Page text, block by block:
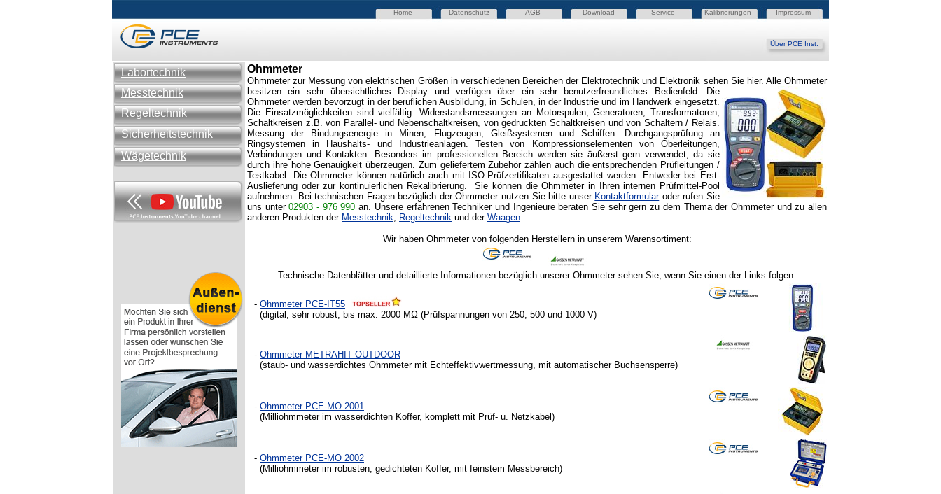
Home Datenschutz AGB Download Service Kalibrierungen Impressum
Über PCE Inst.
Labortechnik
Messtechnik
Regeltechnik
Sicherheitstechnik
Wägetechnik
Ohmmeter
Ohmmeter zur Messung von elektrischen Größen in verschiedenen Bereichen der Elektrotechnik und Elektronik sehen Sie hier. Alle Ohmmeter
besitzen ein sehr übersichtliches Display und verfügen über ein sehr benutzerfreundliches Bedienfeld. Die
Ohmmeter werden bevorzugt in der beruflichen Ausbildung, in Schulen, in der Industrie und im Handwerk eingesetzt.
Die Einsatzmöglichkeiten sind vielfältig: Widerstandsmessungen an Motorspulen, Generatoren, Transformatoren,
Schaltkreisen z.B. von Parallel- und Nebenschaltkreisen, von gedruckten Schaltkreisen und von Schaltern / Relais.
Messung der Bindungsenergie in Minen, Flugzeugen, Gleißsystemen und Schiffen. Durchgangsprüfung an
Ringsystemen in Haushalts- und Industrieanlagen. Testen von Kompressionselementen von Oberleitungen,
Verbindungen und Kontakten. Besonders im professionellen Bereich werden sie äußerst gern verwendet, da sie
durch ihre hohe Genauigkeit überzeugen. Zum geliefertem Zubehör zählen auch die entsprechenden Prüfleitungen /
Testkabel. Die Ohmmeter können natürlich auch mit ISO-Prüfzertifikaten ausgestattet werden. Entweder bei Erst-
Auslieferung oder zur kontinuierlichen Rekalibrierung. Sie können die Ohmmeter in Ihren internen Prüfmittel-Pool
aufnehmen. Bei technischen Fragen bezüglich der Ohmmeter nutzen Sie bitte unser Kontaktformularoder rufen Sie
uns unter02903 - 976 990 an. Unsere erfahrenen Techniker und Ingenieure beraten Sie sehr gern zu dem Thema der Ohmmeter und zu allen
anderen Produkten der Messtechnik, Regeltechnik und der Waagen.
Wir haben Ohmmeter von folgenden Herstellern in unserem Warensortiment:
Technische Datenblätter und detaillierte Informationen bezüglich unserer Ohmmeter sehen Sie, wenn Sie einen der Links folgen:
- Ohmmeter PCE-IT55
(digital, sehr robust, bis max. 2000 MΩ (Prüfspannungen von 250, 500 und 1000 V)
- Ohmmeter METRAHIT OUTDOOR
(staub- und wasserdichtes Ohmmeter mit Echteffektivwertmessung, mit automatischer Buchsensperre)
- Ohmmeter PCE-MO 2001
(Milliohmmeter im wasserdichten Koffer, komplett mit Prüf- u. Netzkabel)
- Ohmmeter PCE-MO 2002
(Milliohmmeter im robusten, gedichteten Koffer, mit feinstem Messbereich)